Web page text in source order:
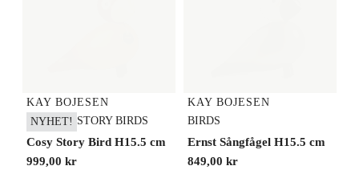
KAY BOJESEN
NYHET! STORY BIRDS
Cosy Story Bird H15.5 cm
999,00 kr
KAY BOJESEN
BIRDS
Ernst Sångfågel H15.5 cm
849,00 kr